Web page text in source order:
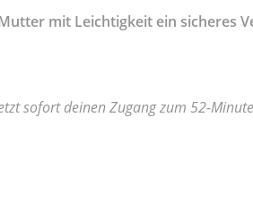
mit Leichtigkeit ein sicheres
sofort deinen Zugang zum 52-